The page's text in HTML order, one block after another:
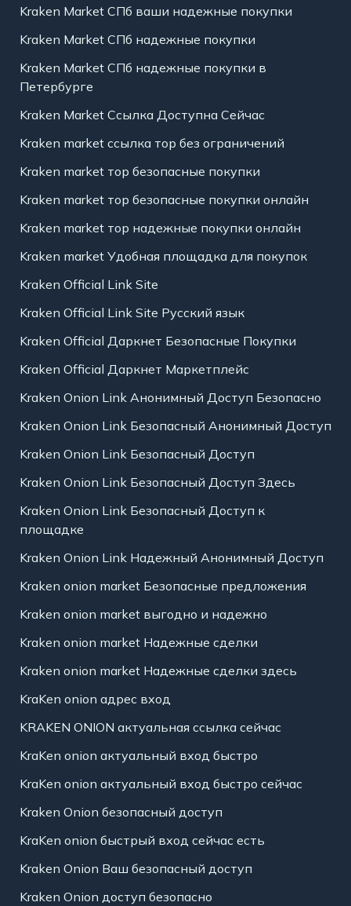
Kraken Market СПб ваши надежные покупки
Kraken Market СПб надежные покупки
Kraken Market СПб надежные покупки в
Петербурге
Kraken Market Ссылка Доступна Сейчас
Kraken market ссылка тор без ограничений
Kraken market тор безопасные покупки
Kraken market тор безопасные покупки онлайн
Kraken market тор надежные покупки онлайн
Kraken market Удобная площадка для покупок
Kraken Official Link Site
Kraken Official Link Site Русский язык
Kraken Official Даркнет Безопасные Покупки
Kraken Official Даркнет Маркетплейс
Kraken Onion Link Анонимный Доступ Безопасно
Kraken Onion Link Безопасный Анонимный Доступ
Kraken Onion Link Безопасный Доступ
Kraken Onion Link Безопасный Доступ Здесь
Kraken Onion Link Безопасный Доступ к
площадке
Kraken Onion Link Надежный Анонимный Доступ
Kraken onion market Безопасные предложения
Kraken onion market выгодно и надежно
Kraken onion market Надежные сделки
Kraken onion market Надежные сделки здесь
KraKen onion адрес вход
KRAKEN ONION актуальная ссылка сейчас
KraKen onion актуальный вход быстро
KraKen onion актуальный вход быстро сейчас
Kraken Onion безопасный доступ
KraKen onion быстрый вход сейчас есть
Kraken Onion Ваш безопасный доступ
Kraken Onion доступ безопасно